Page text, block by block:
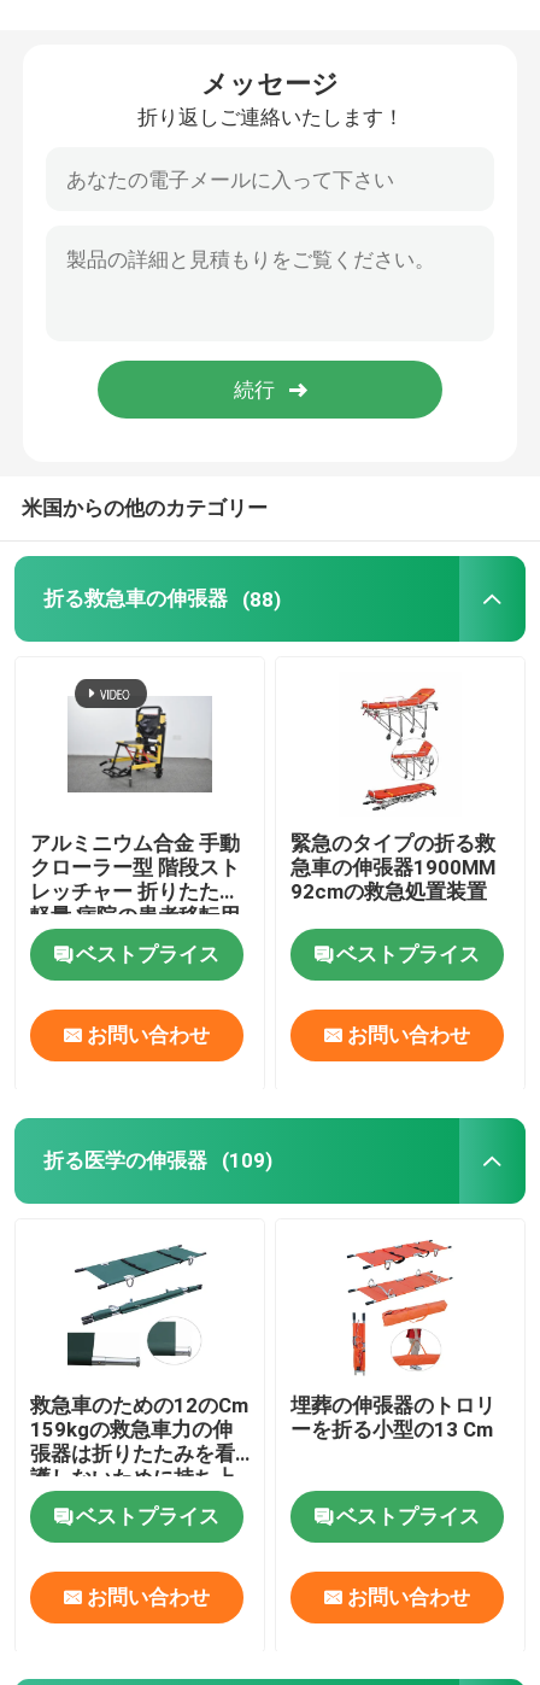
緊急の救助の伸張器
手動病院用ベッド
電気検査のベッド
外科手術台
Obstetricベッド
忍耐強い移動のトロリー
医療機器のトロリー
緊急の移動式伸張器
病院の医学の家具
メッセージ
折り返しご連絡いたします！
米国からの他のカテゴリー
折る救急車の伸張器 (88)
アルミニウム合金 手動
クローラー型 階段スト
レッチャー 折りたたむ
軽量 病院の患者移転用
ベストプライス
お問い合わせ
緊急のタイプの折る救
急車の伸張器1900MM
92cmの救急処置装置
ベストプライス
お問い合わせ
折る医学の伸張器 (109)
救急車のための12のCm
159kgの救急車力の伸
張器は折りたたみを看
護しないために持ち上
がる
ベストプライス
お問い合わせ
埋葬の伸張器のトロリ
ーを折る小型の13 Cm
ベストプライス
お問い合わせ